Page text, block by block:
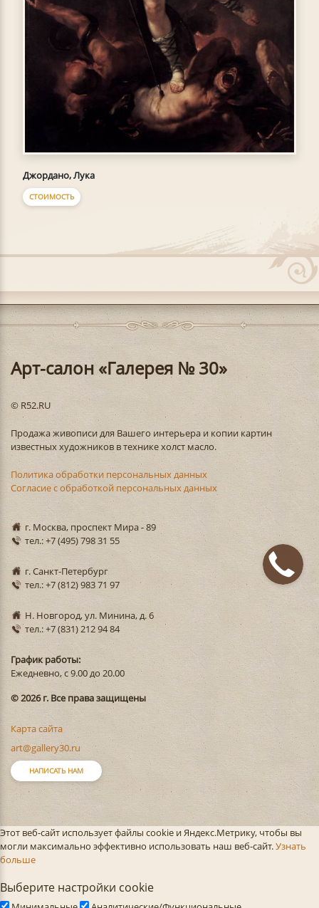
Джордано, Лука
СТОИМОСТЬ
Арт-салон «Галерея № 30»
© R52.RU
Продажа живописи для Вашего интерьера и копии картин
известных художников в технике холст масло.
Политика обработки персональных данных
Согласие с обработкой персональных данных
г. Москва, проспект Мира - 89
тел.: +7 (495) 798 31 55
г. Санкт-Петербург
тел.: +7 (812) 983 71 97
Н. Новгород, ул. Минина, д. 6
тел.: +7 (831) 212 94 84
График работы:
Ежедневно, с 9.00 до 20.00
© 2026 г. Все права защищены
Карта сайта
art@gallery30.ru
НАПИСАТЬ НАМ
Этот веб-сайт использует файлы cookie и Яндекс.Метрику, чтобы вы
могли максимально эффективно использовать наш веб-сайт.Узнать
больше
Выберите настройки cookie